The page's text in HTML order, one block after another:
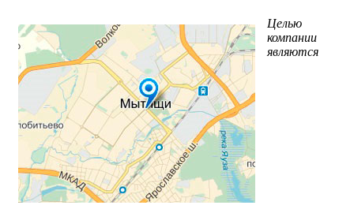
Целью
компании
являются